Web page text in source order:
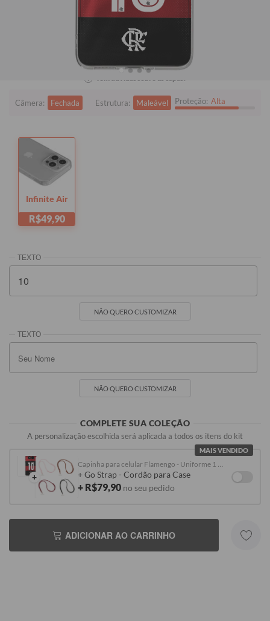
Xiaomi Redmi Note 14 Pro 5G
Quer checar se está comprando o modelo certo?
Clique aqui!
i Tem dúvidas sobre as capas?
Câmera: Fechada Estrutura: Maleável Proteção: Alta
Infinite Air
R$49,90
NÃO QUERO CUSTOMIZAR
NÃO QUERO CUSTOMIZAR
COMPLETE SUA COLEÇÃO
A personalização escolhida será aplicada a todos os itens do kit
MAIS VENDIDO
+ + Go Strap - Cordão para Case
+ R$79,90 no seu pedido
ADICIONAR AO CARRINHO